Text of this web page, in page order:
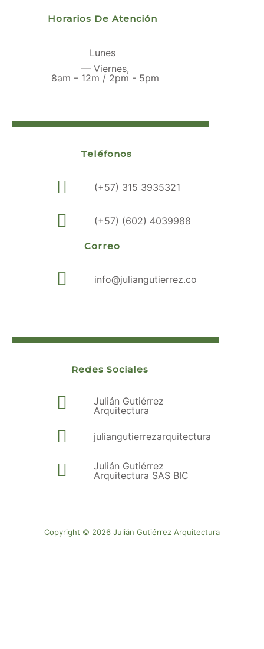
Horarios De Atención
Lunes
— Viernes,
8am – 12m / 2pm - 5pm
Teléfonos
(+57) 315 3935321
(+57) (602) 4039988
Correo
info@juliangutierrez.co
Redes Sociales
Julián Gutiérrez
Arquitectura
juliangutierrezarquitectura
Julián Gutiérrez
Arquitectura SAS BIC
Copyright © 2026 Julián Gutiérrez Arquitectura